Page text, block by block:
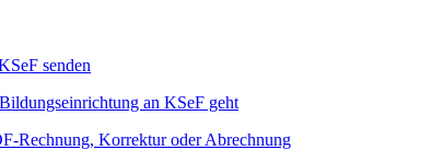
senden
an KSeF geht
Rechnung, Korrektur oder Abrechnung